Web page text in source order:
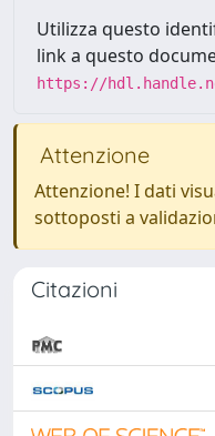
Utilizza questo
link a questo
https://
Attenzione
Attenzione! I dati
sottoposti a
Citazioni